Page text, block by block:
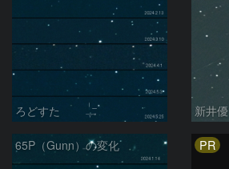
ろどすた 新井優
65P（Gunn）の変化 PR